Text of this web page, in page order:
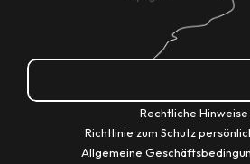
Rechtliche Hinweise
Richtlinie zum Schutz
Allgemeine